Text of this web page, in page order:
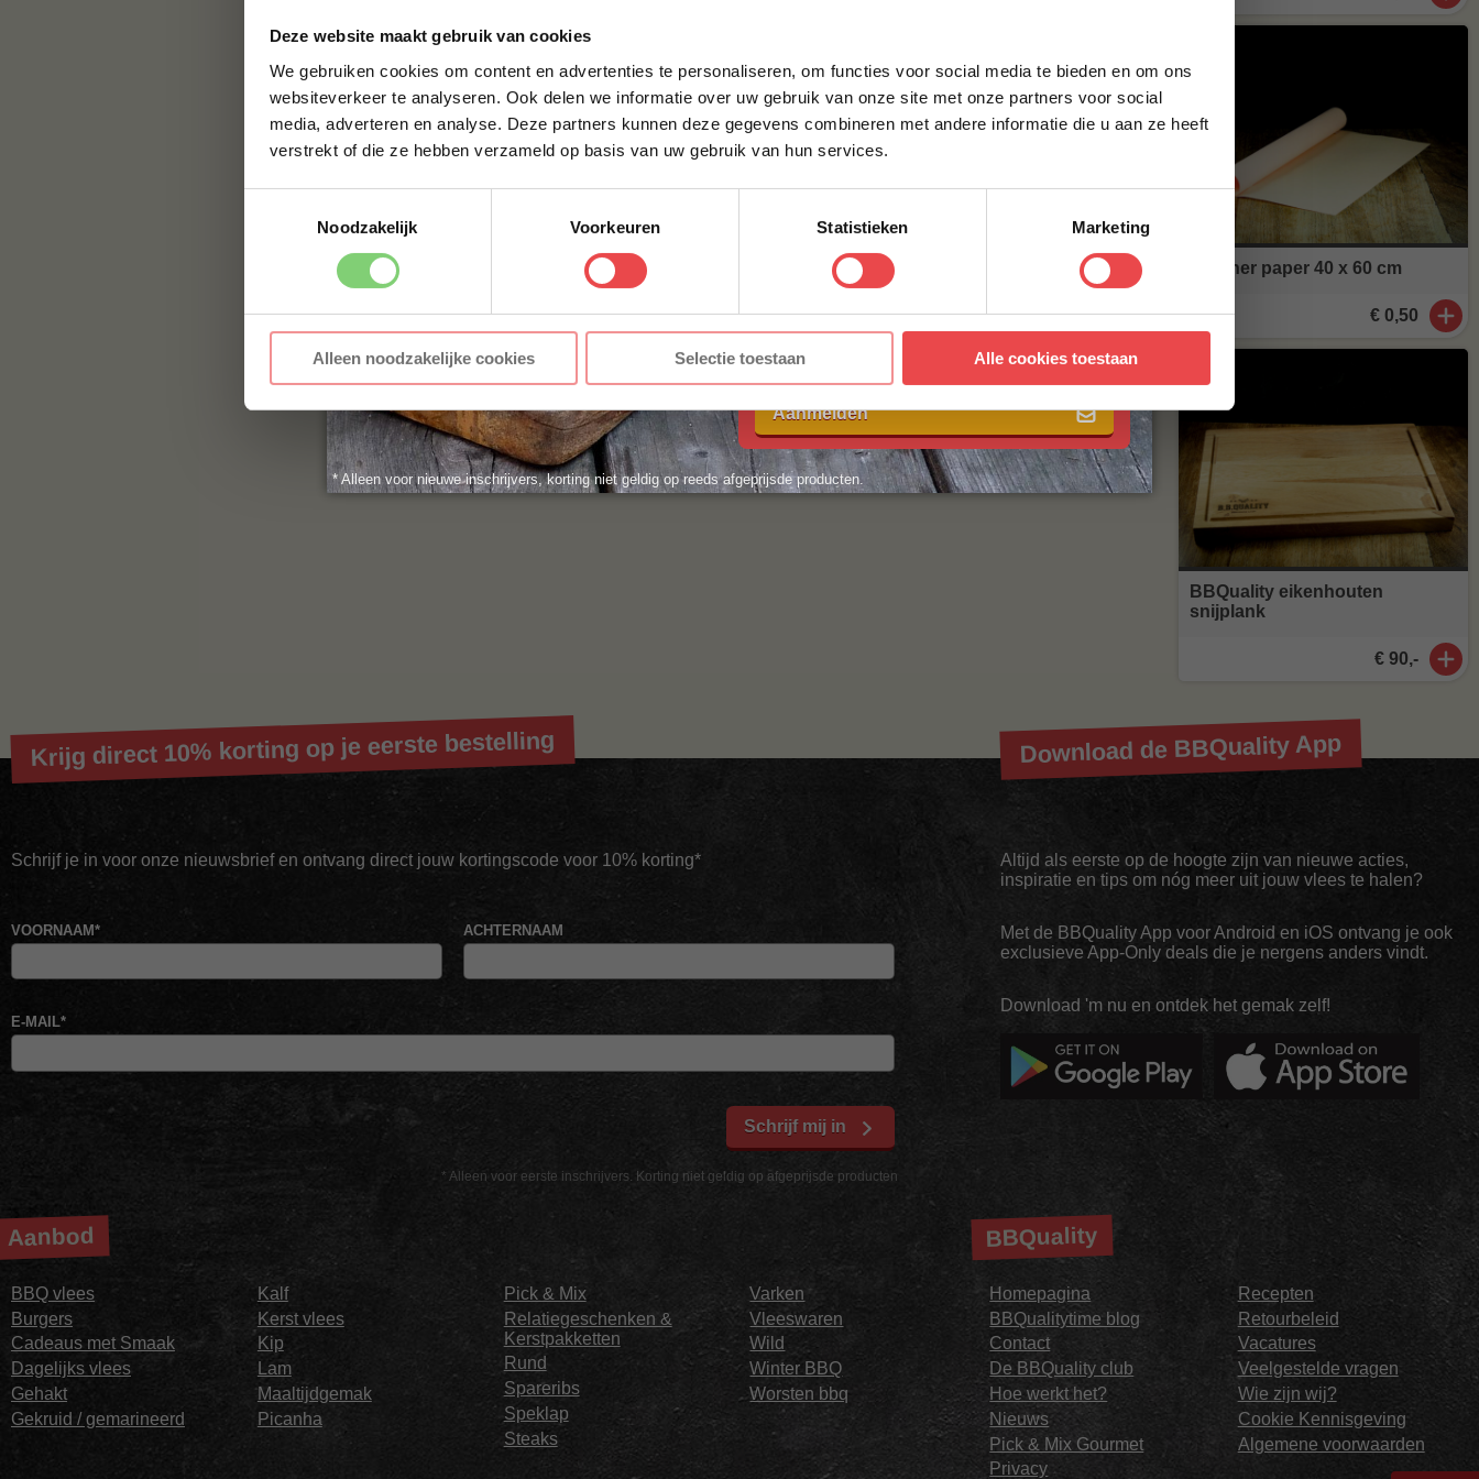
Deze website maakt gebruik van cookies
We gebruiken cookies om content en advertenties te personaliseren, om functies voor social media te bieden en om ons
websiteverkeer te analyseren. Ook delen we informatie over uw gebruik van onze site met onze partners voor social
media, adverteren en analyse. Deze partners kunnen deze gegevens combineren met andere informatie die u aan ze heeft
verstrekt of die ze hebben verzameld op basis van uw gebruik van hun services.
Noodzakelijk
Voorkeuren Statistieken Marketing
Alleen noodzakelijke cookies Selectie toestaan Alle cookies toestaan
Voor vragen of voor extra informatie kun je kijken bij deveelgestelde vragen. Staat
jouw vraag hier niet tussen? Stuur dan een berichtje viaWhatsApp, of stuur een mailtje
naar:info@bbquality.nl. We helpen je graag!
Butcher paper 40 x 60 cm
€ 0,50
BBQuality eikenhouten
snijplank
€ 90,-
VOORNAAM*
E-MAILADRES*
voorwaarden.
Aanmelden
* Alleen voor nieuwe inschrijvers, korting niet geldig op reeds afgeprijsde producten.
Krijg direct 10% korting op je eerste bestelling
Schrijf je in voor onze nieuwsbrief en ontvang direct jouw kortingscode voor 10% korting*
* Alleen voor eerste inschrijvers. Korting niet geldig op afgeprijsde producten
VOORNAAM* ACHTERNAAM
E-MAIL*
Schrijf mij in
Download de BBQuality App
Altijd als eerste op de hoogte zijn van nieuwe acties,
inspiratie en tips om nóg meer uit jouw vlees te halen?
Met de BBQuality App voor Android en iOS ontvang je ook
exclusieve App-Only deals die je nergens anders vindt.
Download 'm nu en ontdek het gemak zelf!
Aanbod
BBQ vlees
Burgers
Cadeaus met Smaak
Dagelijks vlees
Gehakt
Gekruid / gemarineerd
Kalf
Kerst vlees
Kip
Lam
Maaltijdgemak
Picanha
Pick & Mix
Relatiegeschenken &
Kerstpakketten
Rund
Spareribs
Speklap
Steaks
Varken
Vleeswaren
Wild
Winter BBQ
Worsten bbq
BBQuality
Homepagina
BBQualitytime blog
Contact
De BBQuality club
Hoe werkt het?
Nieuws
Pick & Mix Gourmet
Privacy
Recepten
Retourbeleid
Vacatures
Veelgestelde vragen
Wie zijn wij?
Cookie Kennisgeving
Algemene voorwaarden